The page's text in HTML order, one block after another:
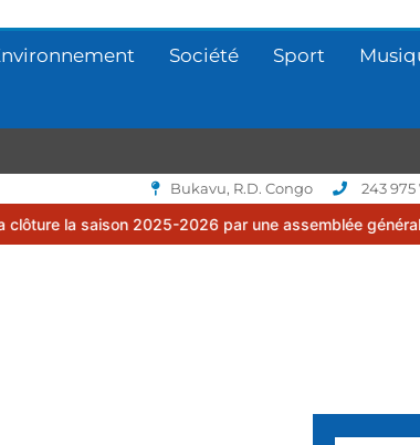
Société Sport
Bukavu, R.D. Congo 243 975
2025-2026 par une assemblée générale ordinaire.